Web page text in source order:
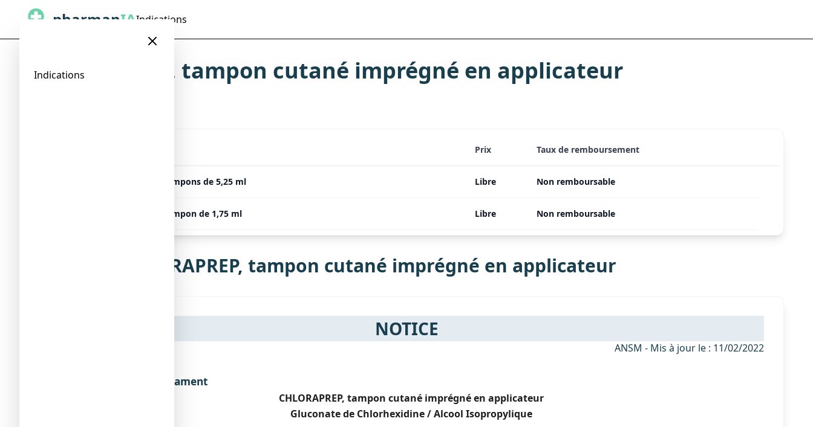
Indications
pharmanIAIndications
CHLORAPREP, tampon cutané imprégné en applicateur
Prix Taux de remboursement
CHLORAPREP, 40 poches de 3 tampons de 5,25 ml Libre Non remboursable
CHLORAPREP, 48 poches de 1 tampon de 1,75 ml Libre Non remboursable
Notice de CHLORAPREP, tampon cutané imprégné en applicateur
NOTICE
ANSM - Mis à jour le : 11/02/2022
Dénomination du médicament
CHLORAPREP, tampon cutané imprégné en applicateur
Gluconate de Chlorhexidine / Alcool Isopropylique